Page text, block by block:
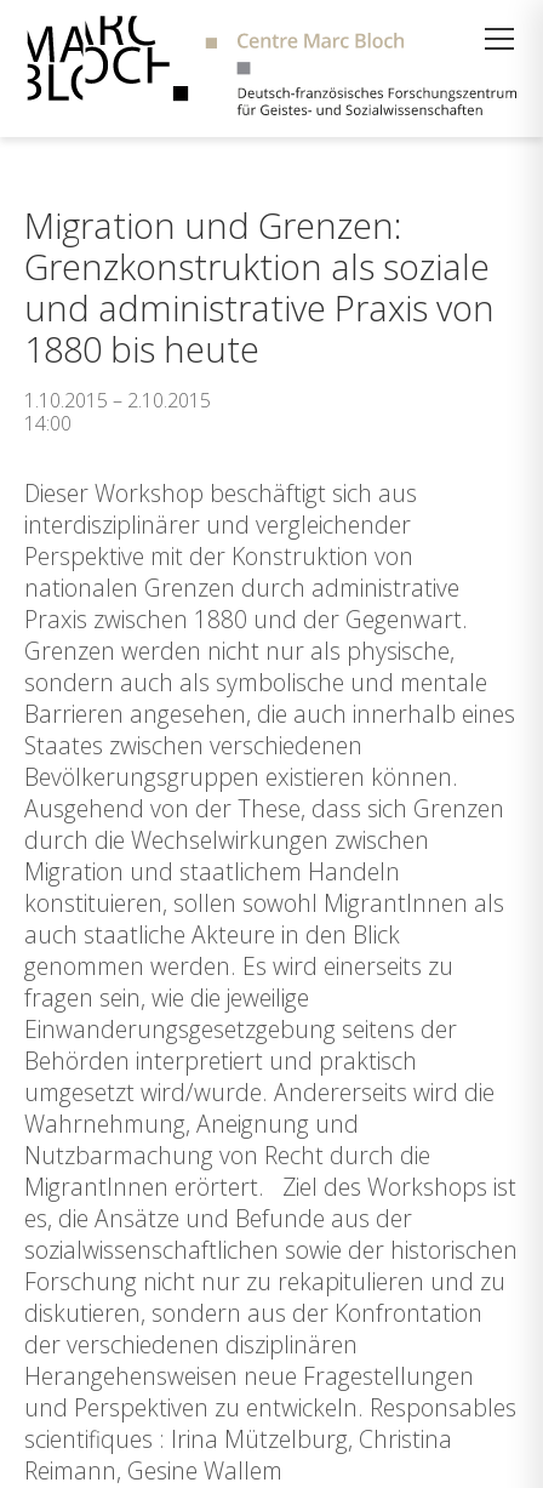
Migration und Grenzen:
Grenzkonstruktion als soziale
und administrative Praxis von
1880 bis heute
1.10.2015 – 2.10.2015
14:00
Dieser Workshop beschäftigt sich aus
interdisziplinärer und vergleichender
Perspektive mit der Konstruktion von
nationalen Grenzen durch administrative
Praxis zwischen 1880 und der Gegenwart.
Grenzen werden nicht nur als physische,
sondern auch als symbolische und mentale
Barrieren angesehen, die auch innerhalb eines
Staates zwischen verschiedenen
Bevölkerungsgruppen existieren können.
Ausgehend von der These, dass sich Grenzen
durch die Wechselwirkungen zwischen
Migration und staatlichem Handeln
konstituieren, sollen sowohl MigrantInnen als
auch staatliche Akteure in den Blick
genommen werden. Es wird einerseits zu
fragen sein, wie die jeweilige
Einwanderungsgesetzgebung seitens der
Behörden interpretiert und praktisch
umgesetzt wird/wurde. Andererseits wird die
Wahrnehmung, Aneignung und
Nutzbarmachung von Recht durch die
MigrantInnen erörtert. Ziel des Workshops ist
es, die Ansätze und Befunde aus der
sozialwissenschaftlichen sowie der historischen
Forschung nicht nur zu rekapitulieren und zu
diskutieren, sondern aus der Konfrontation
der verschiedenen disziplinären
Herangehensweisen neue Fragestellungen
und Perspektiven zu entwickeln. Responsables
scientifiques : Irina Mützelburg, Christina
Reimann, Gesine Wallem